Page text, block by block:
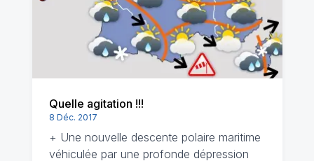
Quelle agitation !!!
8 Déc. 2017
+ Une nouvelle descente polaire maritime
véhiculée par une profonde dépression